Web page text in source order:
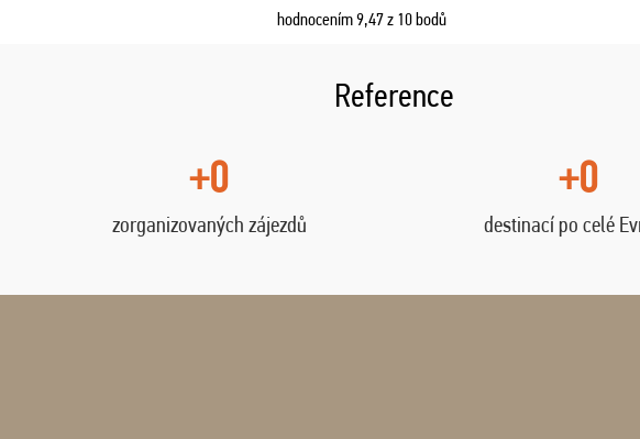
hodnocením 9,47 z 10 bodů
Reference
+0
zorganizovaných zájezdů
+0
destinací po celé